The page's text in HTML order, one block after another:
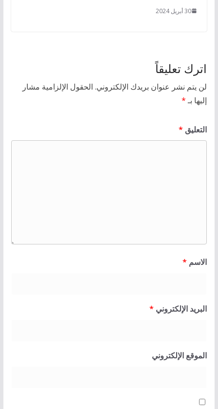
30 أبريل 2024
اترك تعليقاً
لن يتم نشر عنوان بريدك الإلكتروني. الحقول الإلزامية مشار
إليها بـ*
التعليق *
الاسم *
البريد الإلكتروني *
الموقع الإلكتروني